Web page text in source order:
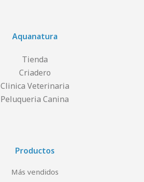
Aquanatura
Tienda
Criadero
Clinica Veterinaria
Peluqueria Canina
Productos
Más vendidos